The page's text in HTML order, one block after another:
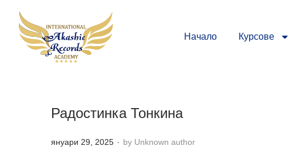
Начало Курсове
Радостинка Тонкина
P
януари 29, 2025 . by Unknown author